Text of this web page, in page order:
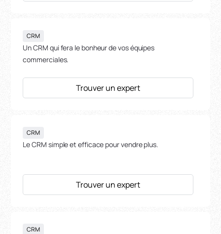
CRM
Un CRM qui fera le bonheur de vos équipes
commerciales.
Trouver un expert
CRM
Le CRM simple et efficace pour vendre plus.
Trouver un expert
CRM